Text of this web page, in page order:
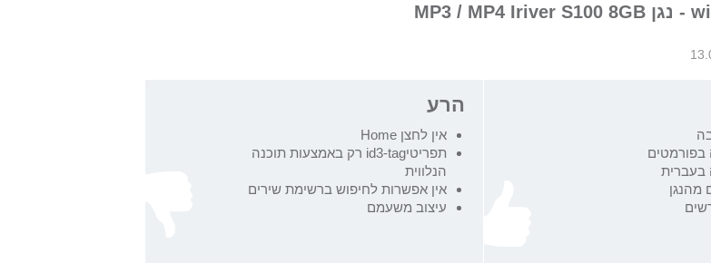
בעברית
מהנגן
הרע
אין לחצן Home
תפריטיid3-tag רק באמצעות תוכנה
הנלווית
אין אפשרות לחיפוש ברשימת שירים
עיצוב משעמם